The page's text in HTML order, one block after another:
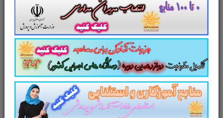
جزوه کار تیمی خود مدیریتی و مهارت های ارتباطی ویژه کانون بحث گروهی جزوه کار تیمی خود مدیریتی و
مهارت های ارتباطی چکیده کار تیمی خود مدیریتی و مهارت های ارتباطی چکیده کار تیمی خود مدیریتی و
مهارت های ارتباطی دانلود کار تیمی خود مدیریتی و مهارت های ارتباطی نکات کلیدی کار تیمی خود مدیریتی و
مهارت های ارتباطی دانلود خلاصه کار تیمی خود مدیریتی و مهارت های ارتباطی دانلود pdf خلاصه کار تیمی
خود مدیریتی و مهارت های ارتباطی نکات کلیدی و برجسته کار تیمی خود مدیریتی و مهارت های ارتباطی
مجموعه خلاصه کار تیمی خود مدیریتی و مهارت های ارتباطی خلاصه و نکات کلیدی کار تیمی خود مدیریتی و
مهارت های ارتباطی نکات طلایی کار تیمی خود مدیریتی و مهارت های ارتباطی